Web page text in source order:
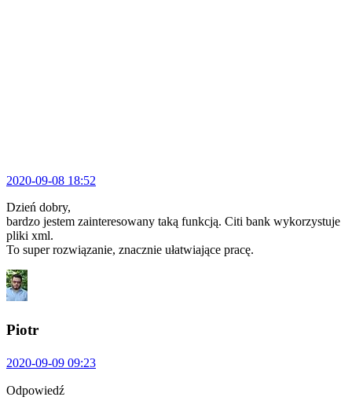
2020-09-08 18:52
Dzień dobry,
bardzo jestem zainteresowany taką funkcją. Citi bank wykorzystuje
pliki xml.
To super rozwiązanie, znacznie ułatwiające pracę.
Piotr
2020-09-09 09:23
Odpowiedź